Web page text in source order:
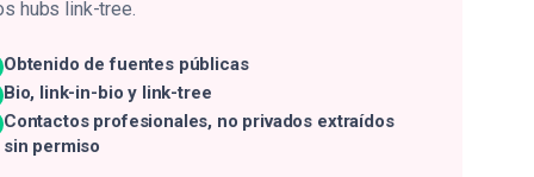
hubs link-tree.
Obtenido de fuentes públicas
Bio, link-in-bio y link-tree
Contactos profesionales, no privados extraídos
sin permiso